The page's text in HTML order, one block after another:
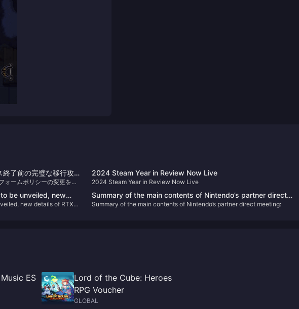
了前の完璧な移行攻
ォームポリシーの変更を2
。しかし、慌てる必要は
2024 Steam Year in Review Now Live
2024 Steam Year in Review Now Live
be unveiled, new
new details of RTX
Summary of the main contents of Nintendo’s partner direct
meeting:
Summary of the main contents of Nintendo’s partner direct meeting:
ES
Lord of the Cube: Heroes
RPG Voucher
GLOBAL